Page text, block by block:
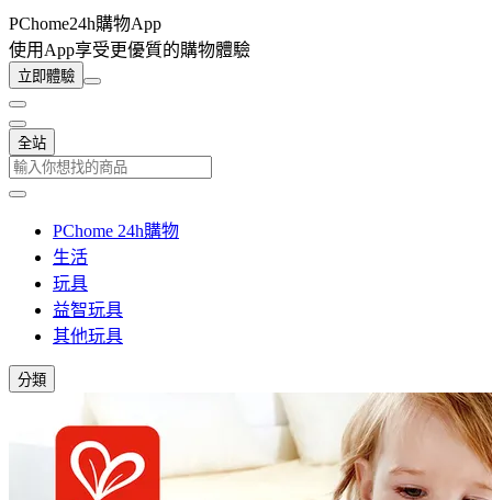
PChome24h購物App
使用App享受更優質的購物體驗
立即體驗
全站
PChome 24h購物
生活
玩具
益智玩具
其他玩具
分類